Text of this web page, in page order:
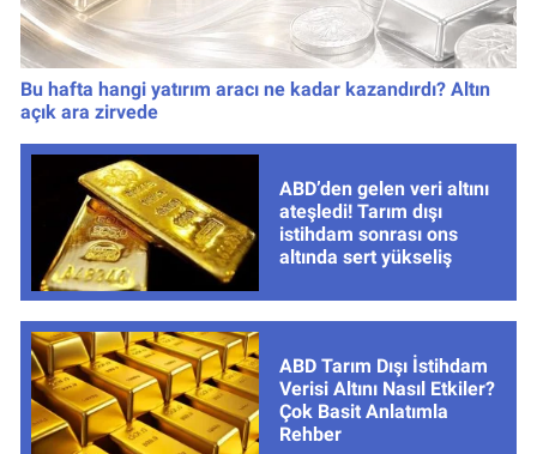
Bu hafta hangi yatırım aracı ne kadar kazandırdı? Altın
açık ara zirvede
ABD’den gelen veri altını
ateşledi! Tarım dışı
istihdam sonrası ons
altında sert yükseliş
ABD Tarım Dışı İstihdam
Verisi Altını Nasıl Etkiler?
Çok Basit Anlatımla
Rehber